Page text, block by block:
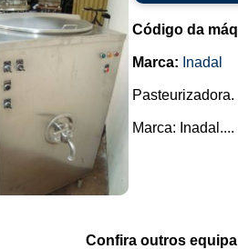
Código da
Marca: Inadal
Pasteurizadora.
Marca: Inadal....
Confira outros